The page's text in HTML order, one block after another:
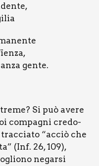
gen­te.
Si può ave­re
com­pa­gni cre­do­
“acciò che
(Inf. 26, 109),
negar­si